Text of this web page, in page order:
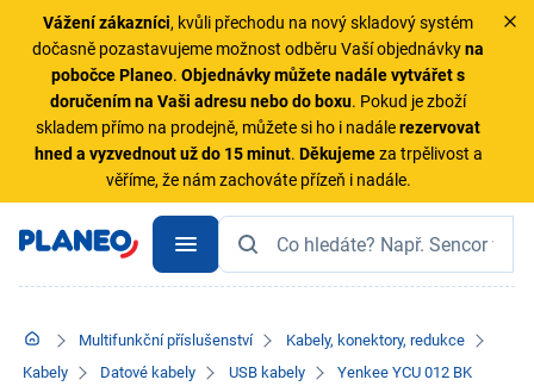
Vážení zákazníci, kvůli přechodu na nový skladový systém
dočasně pozastavujeme možnost odběru Vaší objednávkyna
pobočce Planeo.Objednávky můžete nadále vytvářet s
doručením na Vaši adresu nebo do boxu. Pokud je zboží
skladem přímo na prodejně, můžete si ho i nadálerezervovat
hned a vyzvednout už do 15 minut. Děkujemeza trpělivost a
věříme, že nám zachováte přízeň i nadále.
Multifunkční příslušenství
Kabely, konektory, redukce
Kabely
Datové kabely USB kabely Yenkee YCU 012 BK